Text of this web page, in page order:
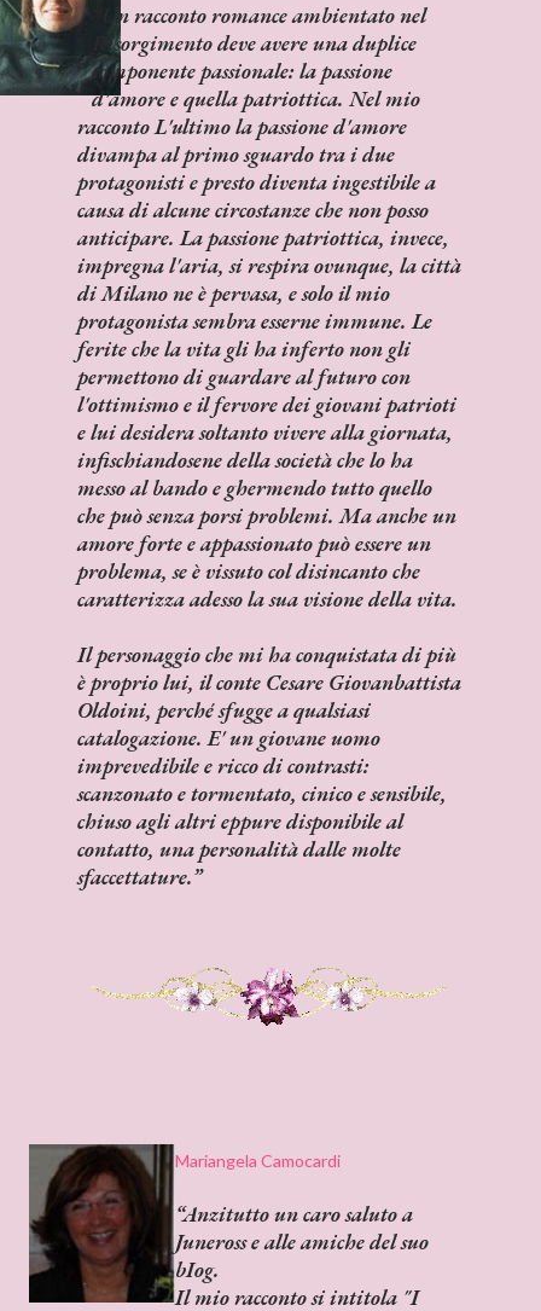
Un racconto romance ambientato nel
Risorgimento deve avere una duplice
componente passionale: la passione
d'amore e quella patriottica. Nel mio
raccontoL'ultimola passione d'amore
divampa al primo sguardo tra i due
protagonisti e presto diventa ingestibile a
causa di alcune circostanze che non posso
anticipare. La passione patriottica, invece,
impregna l'aria, si respira ovunque, la città
di Milano ne è pervasa, e solo il mio
protagonista sembra esserne immune. Le
ferite che la vita gli ha inferto non gli
permettono di guardare al futuro con
l'ottimismo e il fervore dei giovani patrioti
e lui desidera soltanto vivere alla giornata,
infischiandosene della società che lo ha
messo al bando e ghermendo tutto quello
che può senza porsi problemi. Ma anche un
amore forte e appassionato può essere un
problema, se è vissuto col disincanto che
caratterizza adesso la sua visione della vita.
Il personaggio che mi ha conquistata di più
è proprio lui, il conte Cesare Giovanbattista
Oldoini, perché sfugge a qualsiasi
catalogazione. E' un giovane uomo
imprevedibile e ricco di contrasti:
scanzonato e tormentato, cinico e sensibile,
chiuso agli altri eppure disponibile al
contatto, una personalità dalle molte
sfaccettature.
Mariangela Camocardi
Anzitutto un caro saluto a
Juneross e alle amiche del suo
bIog.
Il mio racconto si intitola "I